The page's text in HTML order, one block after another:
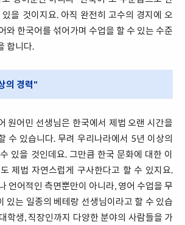
을 것이지요. 아직 완전히 고수의 경지에 오
와 한국어를 섞어가며 수업을 할 수 있는 수준
합니다.
의 경력"
원어민 선생님은 한국에서 제법 오랜 시간을
수 있습니다. 무려 우리나라에서 5년 이상의
있을 것인데요. 그만큼 한국 문화에 대한 이
제법 자연스럽게 구사한다고 할 수 있지요.
언어적인 측면뿐만이 아니라, 영어 수업을 무
있는 일종의 베테랑 선생님이라고 할 수 있습
학생, 직장인까지 다양한 분야의 사람들을 가